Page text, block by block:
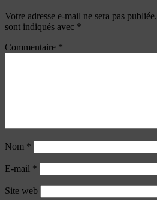
Votre adresse e-mail ne sera pas publiée.
sont indiqués avec *
Commentaire *
Nom *
E-mail *
Site web